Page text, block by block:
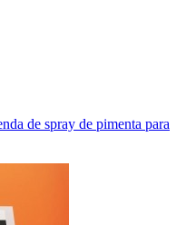
de spray de pimenta para